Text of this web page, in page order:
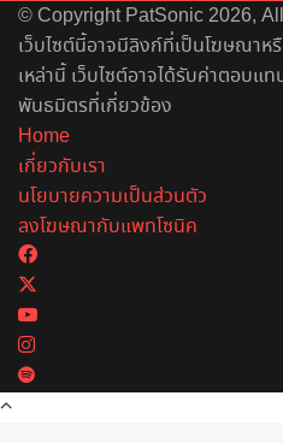
© Copyright PatSonic 2026,
เว็บไซต์นี้อาจมีลิงก์ที่เป็นโฆษณา
เหล่านี้ เว็บไซต์อาจได้รับค่าตอบแ
พันธมิตรที่เกี่ยวข้อง
Home
เกี่ยวกับเรา
นโยบายความเป็นส่วนตัว
ลงโฆษณากับแพทโซนิค